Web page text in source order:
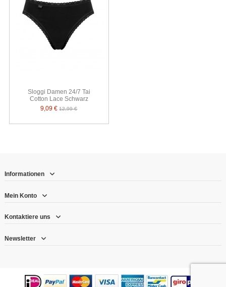
Sloggi Damen 24/7 Tai
Cotton Lace Schwarz
9,09 €12,99 €
Informationen
Mein Konto
Kontaktiere uns
Newsletter